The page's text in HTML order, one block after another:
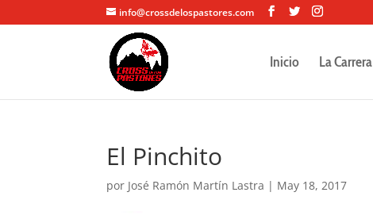
info@crossdelospastores.com
Inicio La Carrera
El Pinchito
por José Ramón Martín Lastra | May 18, 2017